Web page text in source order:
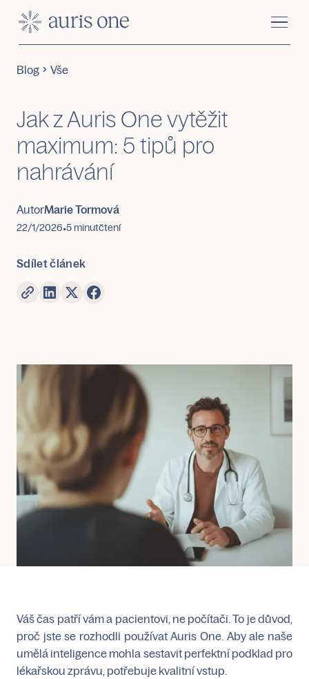
Blog Vše
Jak z Auris One vytěžit
maximum: 5 tipů pro
nahrávání
AutorMarie Tormová
22/1/2026•5 minutčtení
Sdílet článek
Váš čas patří vám a pacientovi, ne počítači. To je důvod,
proč jste se rozhodli používat Auris One. Aby ale naše
umělá inteligence mohla sestavit perfektní podklad pro
lékařskou zprávu, potřebuje kvalitní vstup.